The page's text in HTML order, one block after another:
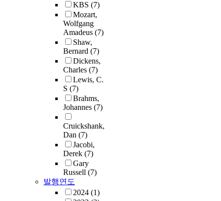
KBS (7)
Mozart,
Wolfgang
Amadeus (7)
Shaw,
Bernard (7)
Dickens,
Charles (7)
Lewis, C.
S (7)
Brahms,
Johannes (7)
Cruickshank,
Dan (7)
Jacobi,
Derek (7)
Gary
Russell (7)
발행연도
2024 (1)